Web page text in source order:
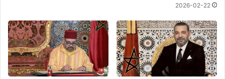
2026-02-22